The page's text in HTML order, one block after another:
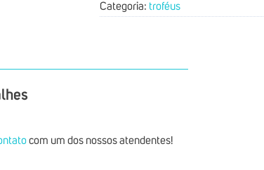
Categoria: troféus
com um dos nossos atendentes!